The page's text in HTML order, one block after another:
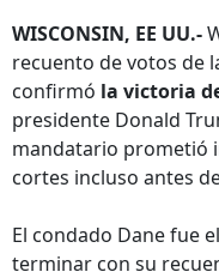
WISCONSIN, EE UU.-
recuento de votos de
confirmó la victoria
presidente Donald
mandatario prometió
cortes incluso antes
El condado Dane fue
terminar con su